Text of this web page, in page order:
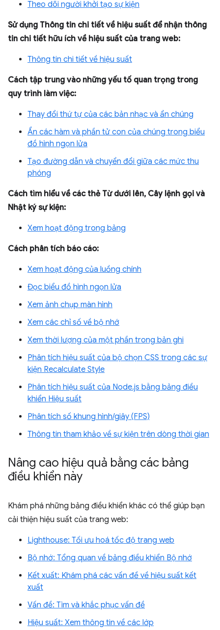
Theo dõi người khởi tạo sự kiện
Sử dụng Thông tin chi tiết về hiệu suất để nhận thông
tin chi tiết hữu ích về hiệu suất của trang web:
Thông tin chi tiết về hiệu suất
Cách tập trung vào những yếu tố quan trọng trong
quy trình làm việc:
Thay đổi thứ tự của các bản nhạc và ẩn chúng
Ẩn các hàm và phần tử con của chúng trong biểu
đồ hình ngọn lửa
Tạo đường dẫn và chuyển đổi giữa các mức thu
phóng
Cách tìm hiểu về các thẻ Từ dưới lên, Cây lệnh gọi và
Nhật ký sự kiện:
Xem hoạt động trong bảng
Cách phân tích báo cáo:
Xem hoạt động của luồng chính
Đọc biểu đồ hình ngọn lửa
Xem ảnh chụp màn hình
Xem các chỉ số về bộ nhớ
Xem thời lượng của một phần trong bản ghi
Phân tích hiệu suất của bộ chọn CSS trong các sự
kiện Recalculate Style
Phân tích hiệu suất của Node.js bằng bảng điều
khiển Hiệu suất
Phân tích số khung hình/giây (FPS)
Thông tin tham khảo về sự kiện trên dòng thời gian
Nâng cao hiệu quả bằng các bảng
điều khiển này
Khám phá những bảng điều khiển khác có thể giúp bạn
cải thiện hiệu suất của trang web:
Lighthouse: Tối ưu hoá tốc độ trang web
Bộ nhớ: Tổng quan về bảng điều khiển Bộ nhớ
Kết xuất: Khám phá các vấn đề về hiệu suất kết
xuất
Vấn đề: Tìm và khắc phục vấn đề
Hiệu suất: Xem thông tin về các lớp